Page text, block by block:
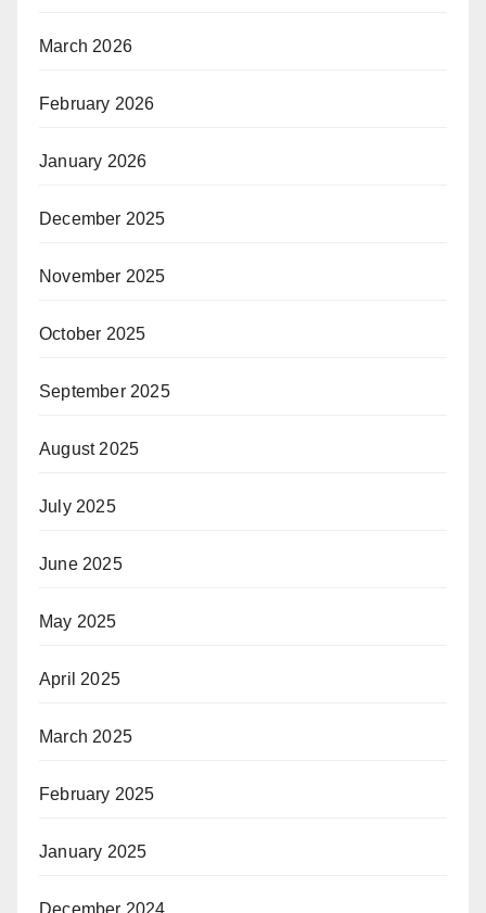
March 2026
February 2026
January 2026
December 2025
November 2025
October 2025
September 2025
August 2025
July 2025
June 2025
May 2025
April 2025
March 2025
February 2025
January 2025